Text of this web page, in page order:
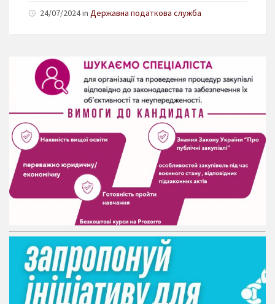
24/07/2024 in Державна податкова служба